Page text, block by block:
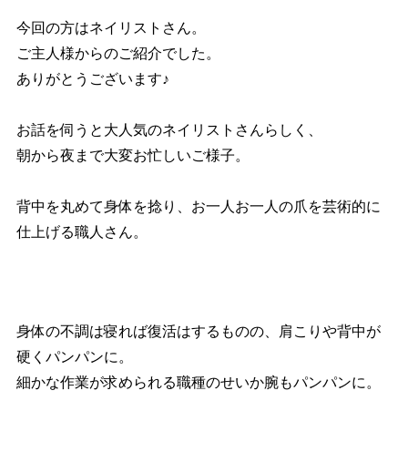
今回の方はネイリストさん。
ご主人様からのご紹介でした。
ありがとうございます♪
お話を伺うと大人気のネイリストさんらしく、
朝から夜まで大変お忙しいご様子。
背中を丸めて身体を捻り、お一人お一人の爪を芸術的に
仕上げる職人さん。
身体の不調は寝れば復活はするものの、肩こりや背中が
硬くパンパンに。
細かな作業が求められる職種のせいか腕もパンパンに。